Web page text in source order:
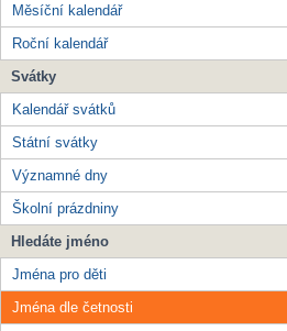
Měsíční kalendář
Roční kalendář
Svátky
Kalendář svátků
Státní svátky
Významné dny
Školní prázdniny
Hledáte jméno
Jména pro děti
Jména dle četnosti